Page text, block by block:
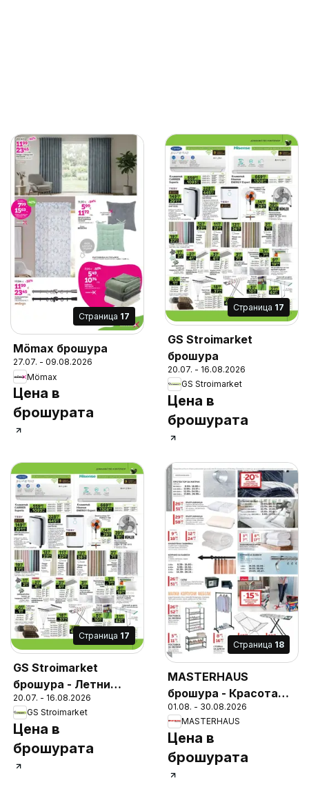
Cтраница 17
Mömax брошура
27.07. - 09.08.2026
Mömax
Цена в
брошурата
Cтраница 17
GS Stroimarket
брошура
20.07. - 16.08.2026
GS Stroimarket
Цена в
брошурата
Cтраница 17
GS Stroimarket
брошура - Летни
предложения
20.07. - 16.08.2026
GS Stroimarket
Цена в
брошурата
Cтраница 18
MASTERHAUS
брошура - Красота
създадена за Вашия
комфорт
01.08. - 30.08.2026
MASTERHAUS
Цена в
брошурата